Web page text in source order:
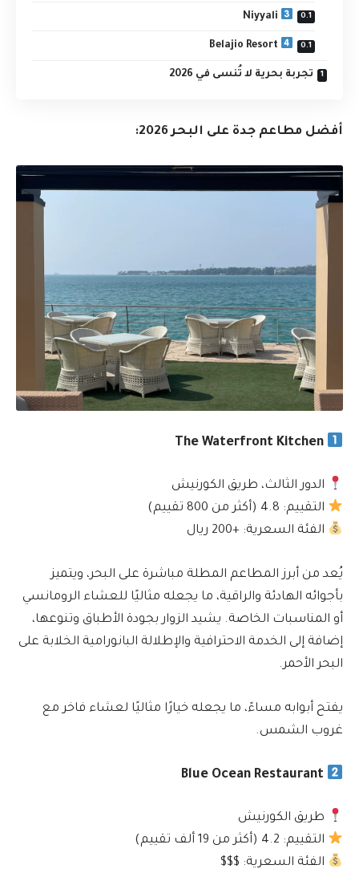
تجربة بحرية لا تُنسى في 2026
أفضل مطاعم جدة على البحر 2026:
The Waterfront Kitchen
الدور الثالث، طريق الكورنيش
التقييم: 4.8 (أكثر من 800 تقييم)
الفئة السعرية: +200 ريال
يُعد من أبرز المطاعم المطلة مباشرة على البحر، ويتميز
بأجوائه الهادئة والراقية، ما يجعله مثاليًا للعشاء الرومانسي
أو المناسبات الخاصة. يشيد الزوار بجودة الأطباق وتنوعها،
إضافة إلى الخدمة الاحترافية والإطلالة البانورامية الخلابة على
البحر الأحمر.
يفتح أبوابه مساءً، ما يجعله خيارًا مثاليًا لعشاء فاخر مع
غروب الشمس.
Blue Ocean Restaurant
طريق الكورنيش
التقييم: 4.2 (أكثر من 19 ألف تقييم)
الفئة السعرية: $$$